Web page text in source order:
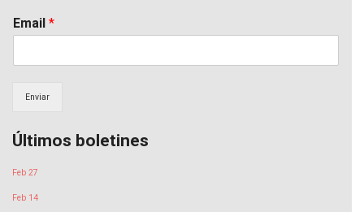
Email *
Enviar
Últimos boletines
Feb 27
Feb 14